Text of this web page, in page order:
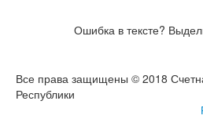
Ошибка в тексте?
Все права защищены © 2018
Республики